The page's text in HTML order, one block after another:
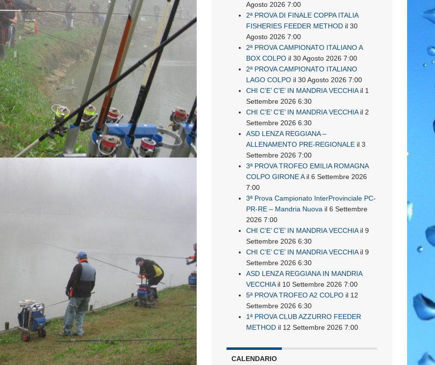
Agosto 2026 7:00
2ª PROVA DI FINALE COPPA ITALIA
FISHERIES FEEDER METHOD il 30
Agosto 2026 7:00
2ª PROVA CAMPIONATO ITALIANO A
BOX COLPO il 30 Agosto 2026 7:00
2ª PROVA CAMPIONATO ITALIANO
LAGO COLPO il 30 Agosto 2026 7:00
CHI C’E’ C’E’ IN MANDRIA VECCHIAil 1
Settembre 2026 6:30
CHI C’E’ C’E’ IN MANDRIA VECCHIAil 2
Settembre 2026 6:30
ASD LENZA REGGIANA –
ALLENAMENTO PRE-REGIONALE il 3
Settembre 2026 7:00
3ª PROVA TROFEO EMILIA ROMAGNA
COLPO GIRONE Ail 6 Settembre 2026
7:00
3ª Prova Campionato InterProvinciale PC-
PR-RE – Mandria Nuova il 6 Settembre
2026 7:00
CHI C’E’ C’E’ IN MANDRIA VECCHIAil 9
Settembre 2026 6:30
CHI C’E’ C’E’ IN MANDRIA VECCHIAil 9
Settembre 2026 6:30
ASD LENZA REGGIANA IN MANDRIA
VECCHIAil 10 Settembre 2026 7:00
5ª PROVA TROFEO A2 COLPO il 12
Settembre 2026 6:30
1ª PROVA CLUB AZZURRO FEEDER
METHOD il 12 Settembre 2026 7:00
CALENDARIO